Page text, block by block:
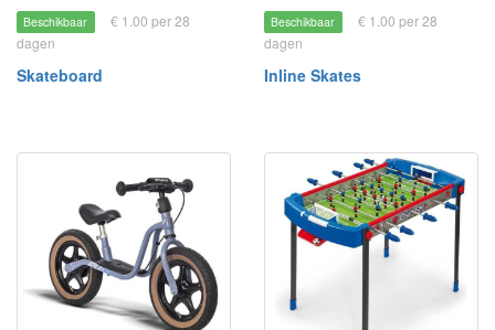
Beschikbaar
€ 1.00 per 28
dagen
Skateboard
Beschikbaar
€ 1.00 per 28
dagen
Inline Skates